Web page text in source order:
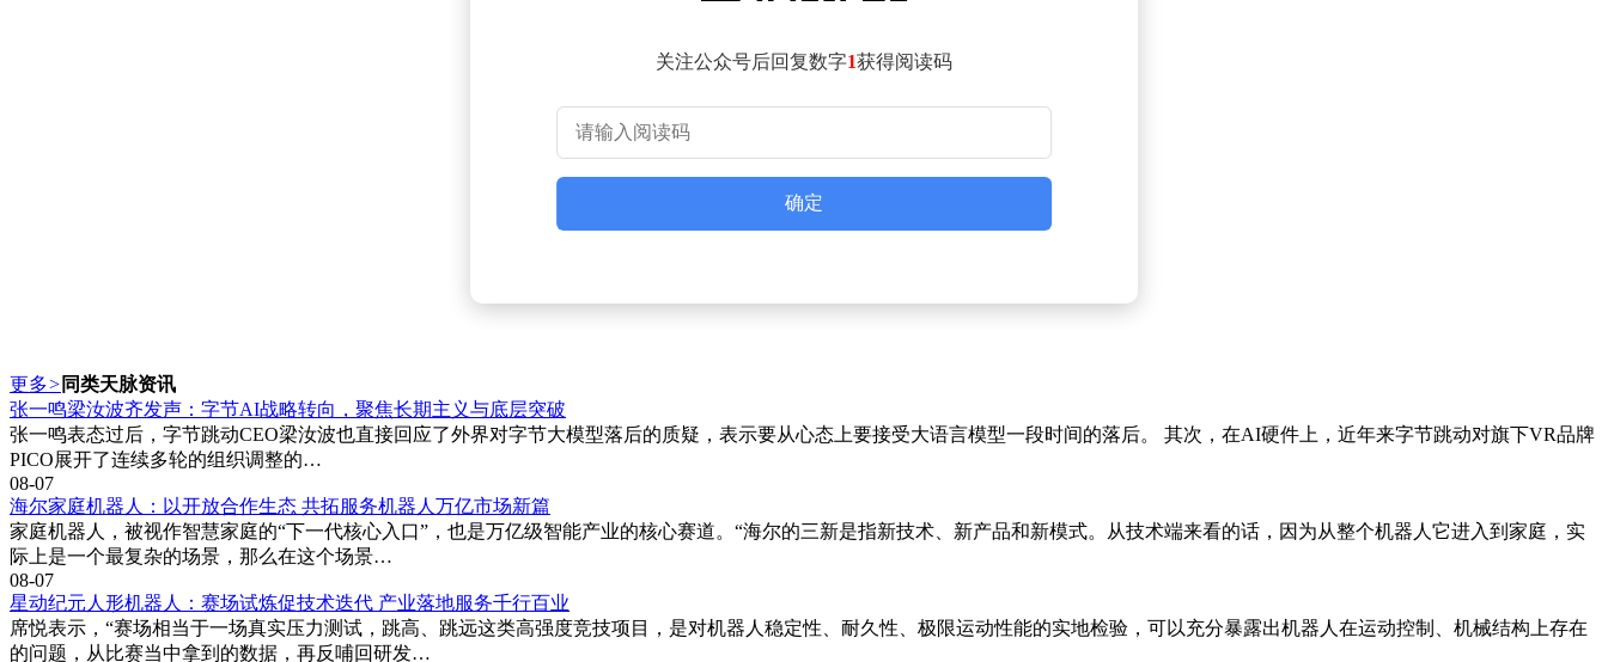
关注公众号后回复数字1获得阅读码
确定
更多> 同类天脉资讯
张一鸣梁汝波齐发声：字节AI战略转向，聚焦长期主义与底层突破
张一鸣表态过后，字节跳动CEO梁汝波也直接回应了外界对字节大模型落后的质疑，表示要从心态上要接受大语言模型一段时间的落后。 其次，在AI硬件上，近年来字节跳动对旗下VR品牌
PICO展开了连续多轮的组织调整的…
08-07
海尔家庭机器人：以开放合作生态 共拓服务机器人万亿市场新篇
家庭机器人，被视作智慧家庭的“下一代核心入口”，也是万亿级智能产业的核心赛道。“海尔的三新是指新技术、新产品和新模式。从技术端来看的话，因为从整个机器人它进入到家庭，实
际上是一个最复杂的场景，那么在这个场景…
08-07
星动纪元人形机器人：赛场试炼促技术迭代 产业落地服务千行百业
席悦表示，“赛场相当于一场真实压力测试，跳高、跳远这类高强度竞技项目，是对机器人稳定性、耐久性、极限运动性能的实地检验，可以充分暴露出机器人在运动控制、机械结构上存在
的问题，从比赛当中拿到的数据，再反哺回研发…